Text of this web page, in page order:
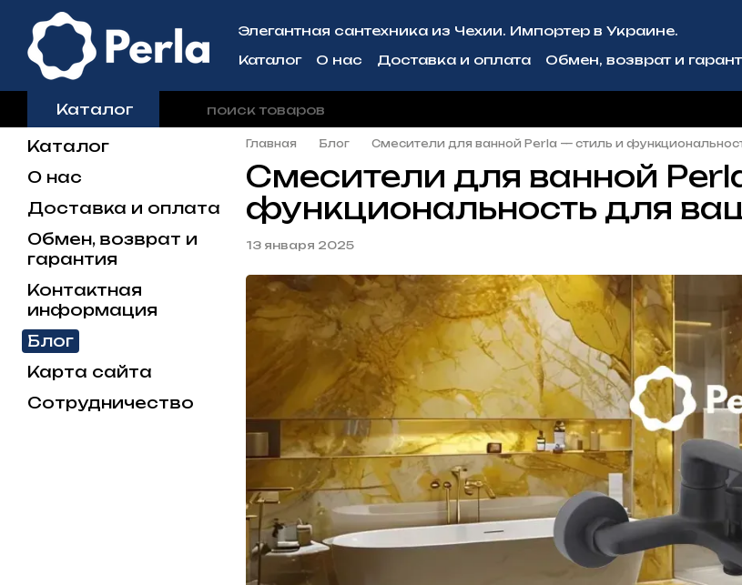
Перейти к основному контенту
Элегантная сантехника из Чехии. Импортер в Украине.
Каталог
О нас Доставка и оплата
Обмен, возврат и
Каталог
Главная Блог Смесители для ванной Perla — стиль и
Смесители для ванной
функциональность для
13 января 2025
Каталог
О нас
Доставка и оплата
Обмен, возврат и
гарантия
Контактная
информация
Блог
Карта сайта
Сотрудничество